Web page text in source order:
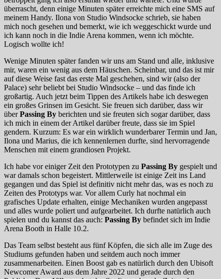
überrascht, denn einige Minuten später erreichte mich eine SMS auf
meinem Handy. Ilona von Studio Windsocke schrieb, sie haben
mich noch gesehen und bemerkt, wie ich weggeschickt wurde und
ich kann noch in die Indie Arena kommen, wenn ich möchte.
Logisch wollte ich!
Wenige Minuten später fanden wir uns am Stand und alle, inklusive
mir, waren ein wenig aus dem Häuschen. Scheinbar, und das ist mir
auf diese Weise fast das erste Mal geschehen, sind wir (also der
Palace) sehr beliebt bei Studio Windsocke – und das finde ich
großartig. Auch jetzt beim Tippen des Artikels habe ich deswegen
ein großes Grinsen im Gesicht. Sie freuen sich darüber, dass wir
überPassing By berichten und sie freuten sich sogar darüber, dass
ich mich in einem der Artikel darüber freute, dass sie im Spiel
gendern. Kurzum: Es war ein wirklich wunderbarer Termin und Jan,
Ilona und Marius, die ich kennenlernen durfte, sind hervorragende
Menschen mit einem grandiosen Projekt.
Ich habe vor einiger Zeit den Prototypen zu Passing By gespielt und
war damals schon begeistert. Mittlerweile ist einige Zeit ins Land
gegangen und das Spiel ist definitiv nicht mehr das, was es noch zu
Zeiten des Prototyps war. Vor allem Curly hat nochmal ein
grafisches Update erhalten, einige Mechaniken wurden angepasst
und alles wurde poliert und aufgearbeitet. Ich durfte natürlich auch
spielen und du kannst das auch: Passing By befindet sich im Indie
Arena Booth in Halle 10.2.
Das Team selbst besteht aus fünf Köpfen, die sich alle im Zuge des
Studiums gefunden haben und seitdem auch noch immer
zusammenarbeiten. Einen Boost gab es natürlich durch den Ubisoft
Newcomer Award aus dem Jahre 2022 und gerade durch den